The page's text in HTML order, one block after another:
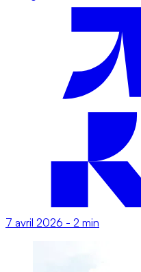
7 avril 2026 - 2 min